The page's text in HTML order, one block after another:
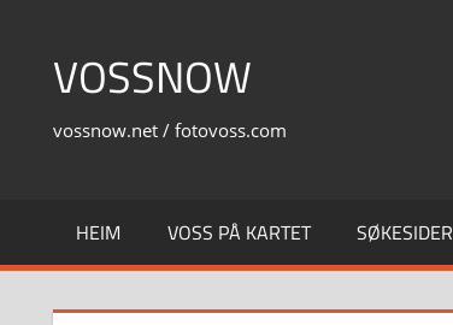
contentVOSSNOW
vossnow.net / fotovoss.com
HEIM VOSS PÅ KARTET SØKESIDER